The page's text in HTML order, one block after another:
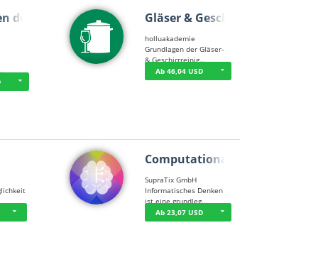
der … Gläser & Geschi…
holluakademie
Grundlagen der Gläser-
& Geschirrreinig…
Ab 46,04 USD
Computational T…
SupraTix GmbH
Informatisches Denken
ist eine grundleg…
Ab 23,07 USD